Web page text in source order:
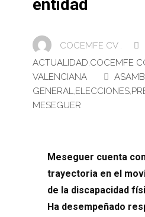
entidad
COCEMFE CV .
ACTUALIDAD,COCEMFE
VALENCIANA
GENERAL,ELECCIONES,
MESEGUER
Meseguer cuenta
trayectoria en el
de la discapacidad
Ha desempeñado